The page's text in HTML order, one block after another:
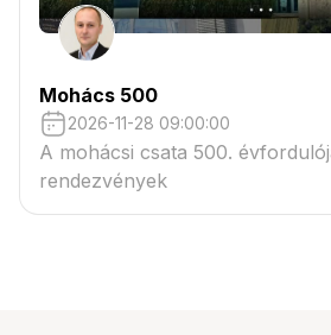
Mohács 500
2026-11-28 09:00:00
A mohácsi csata 500.
rendezvények